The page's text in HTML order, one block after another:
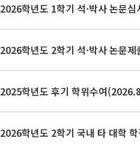
2026학년도 1학기 석·박사 논
2026학년도 2학기 석·박사 논문
2025학년도 후기 학위수여
2026학년도 2학기 국내 타 대학